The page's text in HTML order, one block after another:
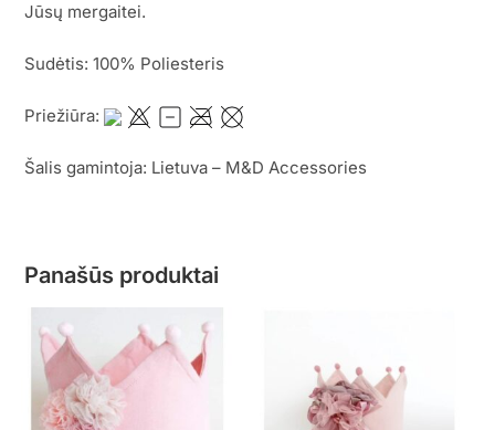
Jūsų mergaitei.
Sudėtis: 100% Poliesteris
Priežiūra:
Šalis gamintoja: Lietuva – M&D Accessories
Panašūs produktai